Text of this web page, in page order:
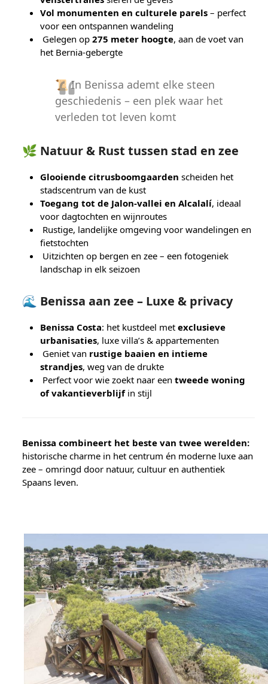
Vol monumenten en culturele parels – perfect
voor een ontspannen wandeling
Gelegen op275 meter hoogte, aan de voet van
het Bernia-gebergte
📜 In Benissa ademt elke steen
geschiedenis – een plek waar het
verleden tot leven komt
🌿 Natuur & Rust tussen stad en zee
Glooiende citrusboomgaarden scheiden het
stadscentrum van de kust
Toegang tot de Jalon-vallei en Alcalalí, ideaal
voor dagtochten en wijnroutes
Rustige, landelijke omgeving voor wandelingen en
fietstochten
Uitzichten op bergen en zee – een fotogeniek
landschap in elk seizoen
🌊 Benissa aan zee – Luxe & privacy
Benissa Costa: het kustdeel metexclusieve
urbanisaties, luxe villa’s & appartementen
Geniet van rustige baaien en intieme
strandjes, weg van de drukte
Perfect voor wie zoekt naar eentweede woning
of vakantieverblijfin stijl
Benissa combineert het beste van twee werelden:
historische charme in het centrum én moderne luxe aan
zee – omringd door natuur, cultuur en authentiek
Spaans leven.